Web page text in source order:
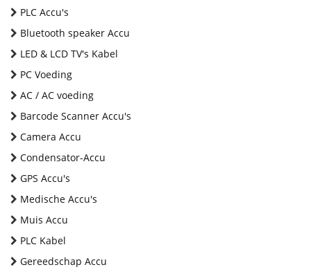
PLC Accu's
Bluetooth speaker Accu
LED & LCD TV's Kabel
PC Voeding
AC / AC voeding
Barcode Scanner Accu's
Camera Accu
Condensator-Accu
GPS Accu's
Medische Accu's
Muis Accu
PLC Kabel
Gereedschap Accu